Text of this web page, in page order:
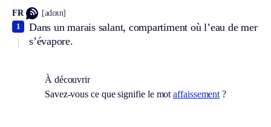
FR [adɛʀn]
Dans un marais salant, compartiment où l’eau de mer
s’évapore.
1
À découvrir
Savez-vous ce que signifie le motaffaissement ?